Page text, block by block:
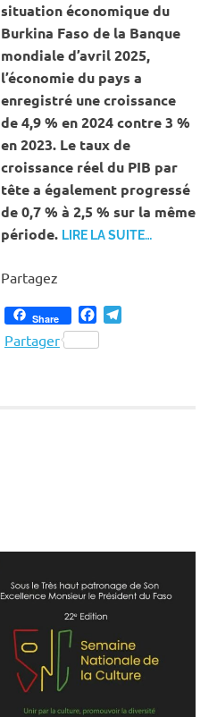
situation économique du
Burkina Faso de la Banque
mondiale d’avril 2025,
l’économie du pays a
enregistré une croissance
de 4,9 % en 2024 contre 3 %
en 2023. Le taux de
croissance réel du PIB par
tête a également progressé
de 0,7 % à 2,5 % sur la même
période. LIRE LA SUITE…
Partagez
Share Facebook
Partager